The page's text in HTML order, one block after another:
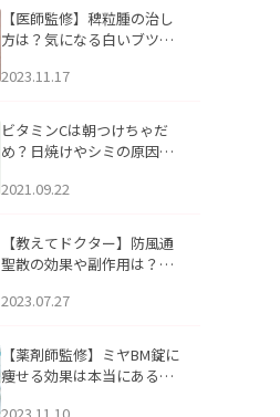
【医師監修】稗粒腫の治し
方は？気になる白いブツブ
アについて
2023.11.17
ビタミンCは朝つけちゃだ
め？日焼けやシミの原因に
2021.09.22
【教えてドクター】防風通
聖散の効果や副作用は？長
2023.07.27
【薬剤師監修】ミヤBM錠に
痩せる効果は本当にある